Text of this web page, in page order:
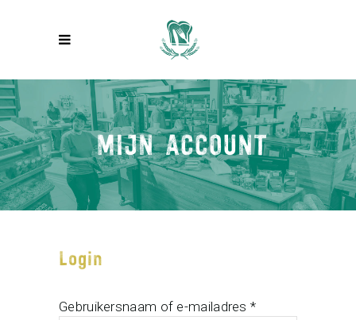
MIJN ACCOUNT
Login
Gebruikersnaam of e-mailadres*Vereist